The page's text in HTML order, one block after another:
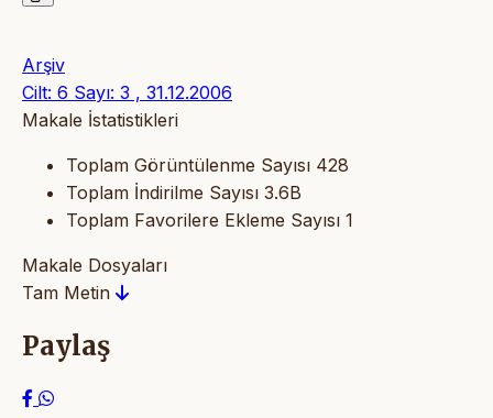
Arşiv
Cilt: 6 Sayı: 3 , 31.12.2006
Makale İstatistikleri
Toplam Görüntülenme Sayısı 428
Toplam İndirilme Sayısı 3.6B
Toplam Favorilere Ekleme Sayısı 1
Makale Dosyaları
Tam Metin
Paylaş